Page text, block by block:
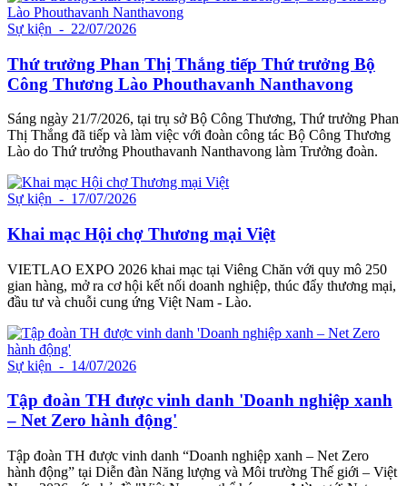
Sự kiện - 22/07/2026
Thứ trưởng Phan Thị Thắng tiếp Thứ trưởng Bộ
Công Thương Lào Phouthavanh Nanthavong
Sáng ngày 21/7/2026, tại trụ sở Bộ Công Thương, Thứ trưởng Phan
Thị Thắng đã tiếp và làm việc với đoàn công tác Bộ Công Thương
Lào do Thứ trưởng Phouthavanh Nanthavong làm Trưởng đoàn.
Sự kiện - 17/07/2026
Khai mạc Hội chợ Thương mại Việt
VIETLAO EXPO 2026 khai mạc tại Viêng Chăn với quy mô 250
gian hàng, mở ra cơ hội kết nối doanh nghiệp, thúc đẩy thương mại,
đầu tư và chuỗi cung ứng Việt Nam - Lào.
Sự kiện - 14/07/2026
Tập đoàn TH được vinh danh 'Doanh nghiệp xanh
– Net Zero hành động'
Tập đoàn TH được vinh danh “Doanh nghiệp xanh – Net Zero
hành động” tại Diễn đàn Năng lượng và Môi trường Thế giới – Việt